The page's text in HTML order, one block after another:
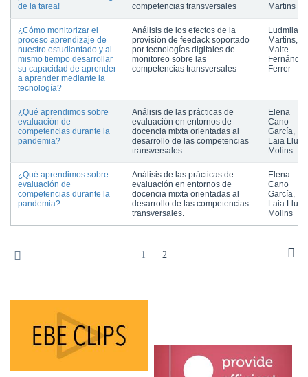
de la tarea!
competencias transversales
Martins
¿Cómo monitorizar el
proceso aprendizaje de
nuestro estudiantado y al
mismo tiempo desarrollar
su capacidad de aprender
a aprender mediante la
tecnología?
Análisis de los efectos de la
provisión de feedack soportado
por tecnologías digitales de
monitoreo sobre las
competencias transversales
Ludmila
Martins,
Maite
Fernández
Ferrer
¿Qué aprendimos sobre
evaluación de
competencias durante la
pandemia?
Análisis de las prácticas de
evaluación en entornos de
docencia mixta orientadas al
desarrollo de las competencias
transversales.
Elena
Cano
García,
Laia Lluch
Molins
¿Qué aprendimos sobre
evaluación de
competencias durante la
pandemia?
Análisis de las prácticas de
evaluación en entornos de
docencia mixta orientadas al
desarrollo de las competencias
transversales.
Elena
Cano
García,
Laia Lluch
Molins
1 2